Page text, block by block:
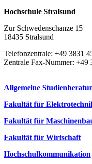
Hochschule Stralsund
Zur Schwedenschanze 15
18435 Stralsund
Telefonzentrale: +49 3831
Zentrale Fax-Nummer: +49
Allgemeine
Fakultät für
Fakultät für
Fakultät für Wirtschaft
Hochschulkommunikation